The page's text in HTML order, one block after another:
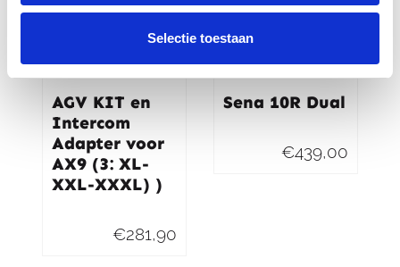
Selectie toestaan
AGV KIT en
Intercom
Adapter voor
AX9 (3: XL-
XXL-XXXL) )
€281,90
Sena 10R Dual
€439,00